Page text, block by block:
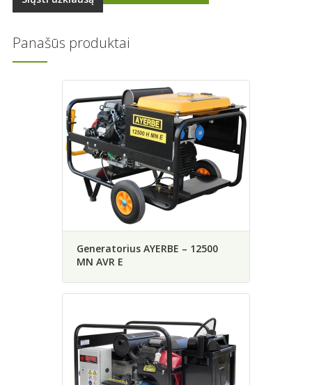
Panašūs produktai
Generatorius AYERBE – 12500
MN AVR E